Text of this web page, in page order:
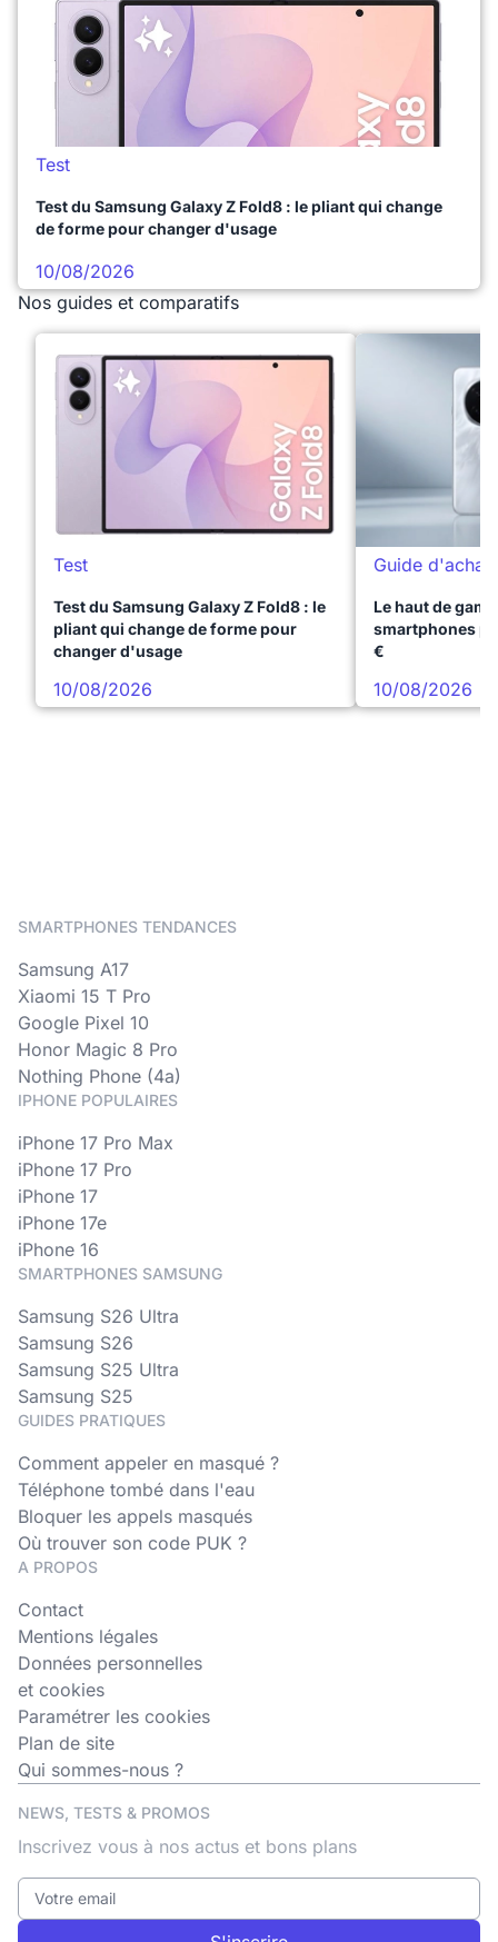
Test
Test du Samsung Galaxy Z Fold8 : le pliant qui change
de forme pour changer d'usage
10/08/2026
Nos guides et comparatifs
Test
Test du Samsung Galaxy Z Fold8 : le
pliant qui change de forme pour
changer d'usage
10/08/2026
Guide d'achat
Le haut de
smartphones
€
10/08/2026
SMARTPHONES TENDANCES
Samsung A17
Xiaomi 15 T Pro
Google Pixel 10
Honor Magic 8 Pro
Nothing Phone (4a)
IPHONE POPULAIRES
iPhone 17 Pro Max
iPhone 17 Pro
iPhone 17
iPhone 17e
iPhone 16
SMARTPHONES SAMSUNG
Samsung S26 Ultra
Samsung S26
Samsung S25 Ultra
Samsung S25
GUIDES PRATIQUES
Comment appeler en masqué ?
Téléphone tombé dans l'eau
Bloquer les appels masqués
Où trouver son code PUK ?
A PROPOS
Contact
Mentions légales
Données personnelles
et cookies
Paramétrer les cookies
Plan de site
Qui sommes-nous ?
NEWS, TESTS & PROMOS
Inscrivez vous à nos actus et bons plans